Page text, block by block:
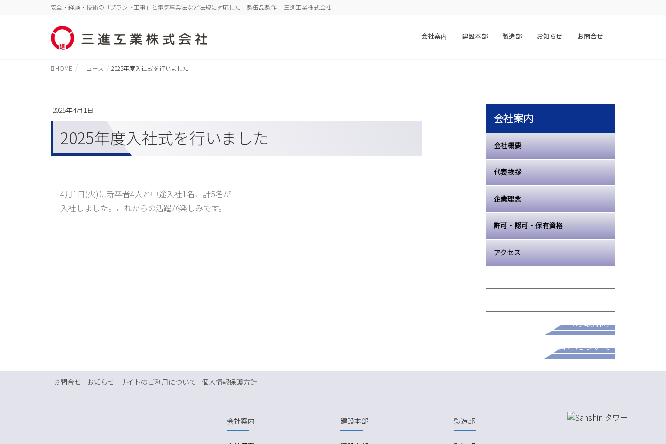
安全・経験・技術の「プラント工事」と電気事業法など法規に対応した「製缶品製作」 三進工業株式会社
会社案内 建設本部 製造部 お知らせ お問合せ
HOME ニュース 2025年度入社式を行いました
2025年4月1日
2025年度入社式を行いました
4月1日(火)に新卒者4人と中途入社1名、計5名が
入社しました。これからの活躍が楽しみです。
会社案内
会社概要
代表挨拶
企業理念
許可・認可・保有資格
アクセス
パートナー募集
安全への取組み
品質管理について
お問合せ お知らせ サイトのご利用について 個人情報保護方針
会社案内 建設本部 製造部